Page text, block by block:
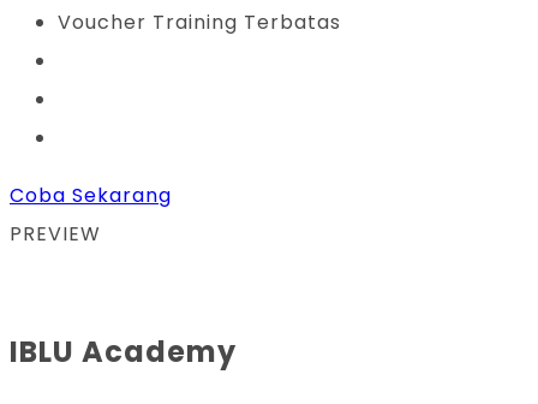
Voucher Training Terbatas
Coba Sekarang
PREVIEW
IBLU Academy